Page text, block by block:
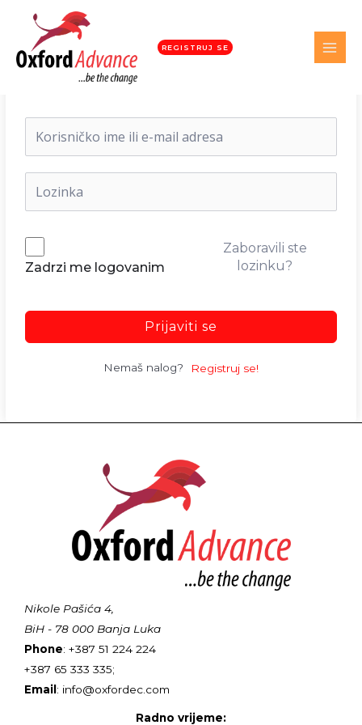
REGISTRUJ SE
Dobrodošli nazad!
Zadrzi me logovanim
Zaboravili ste
lozinku?
Prijaviti se
Nemaš nalog? Registruj se!
Nikole Pašića 4,
BiH - 78 000 Banja Luka
Phone: +387 51 224 224
+387 65 333 335;
Email: info@oxfordec.com
Radno vrijeme: